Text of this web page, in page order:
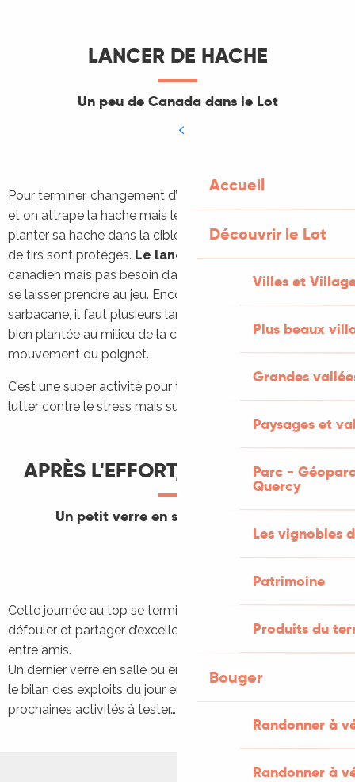
Accueil
Découvrir le Lot
Villes et
Plus beaux
Grandes
Paysages et
Parc -
Quercy
Les vignobles
Patrimoine
Produits du
Bouger
Randonner à
Randonner à
LANCER DE HACHE
Un peu de Canada dans le Lot
Pour terminer, changement d’objet : on pose la sarbacane
et on attrape la hache mais le principe est le même, il faut
planter sa hache dans la cible. Rassurez-vous les couloirs
de tirs sont protégés. Le lancer de hacheest un jeu
canadien mais pas besoin d’avoir l’âme d’un bucheron pour
se laisser prendre au jeu. Encore plus que pour la
sarbacane, il faut plusieurs lancers avant de voir sa hache
bien plantée au milieu de la cible : tout est dans le
mouvement du poignet.
C’est une super activité pour tester son adresse et pour
lutter contre le stress mais surtout pour défier les amis !
APRÈS L'EFFORT, LE RÉCONFORT
Un petit verre en salle ou en terrasse
Cette journée au top se termine, elle est idéale pour se
défouler et partager d’excellents moments en famille ou
entre amis.
Un dernier verre en salle ou en terrasse s’impose pour faire
le bilan des exploits du jour en pensant déjà aux
prochaines activités à tester…